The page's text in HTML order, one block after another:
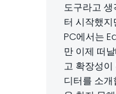
도구라고
터 시작했
PC에서는
만 이제 떠
고 확장성
디터를 소